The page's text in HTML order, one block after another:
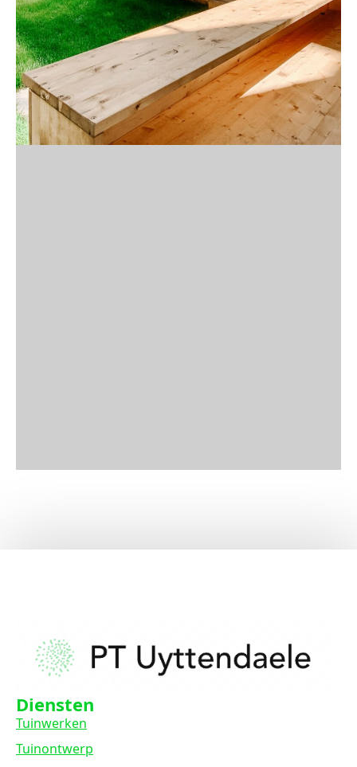
Diensten
Tuinwerken
Tuinontwerp